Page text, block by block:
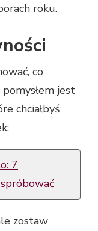
roku.
co
jest
chciałbyś
7
zostaw